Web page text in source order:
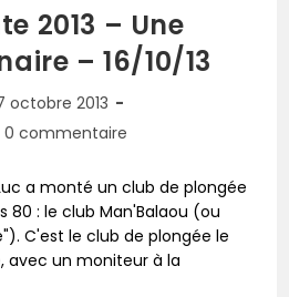
2013 – Une
– 16/10/13
octobre 2013
0 commentaire
a monté un club de plongée
80 : le club Man'Balaou (ou
C'est le club de plongée le
avec un moniteur à la